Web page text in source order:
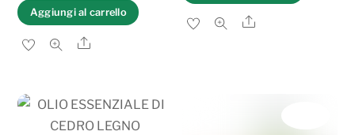
Aggiungi al carrello
Share
Share